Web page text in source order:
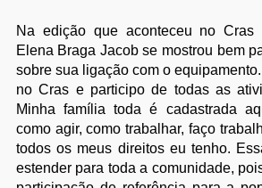
Na edição que aconteceu no Cras
Elena Braga Jacob se mostrou bem
sobre sua ligação com o
no Cras e participo de todas as
Minha família toda é cadastrada
como agir, como trabalhar, faço
todos os meus direitos eu tenho.
estender para toda a comunidade,